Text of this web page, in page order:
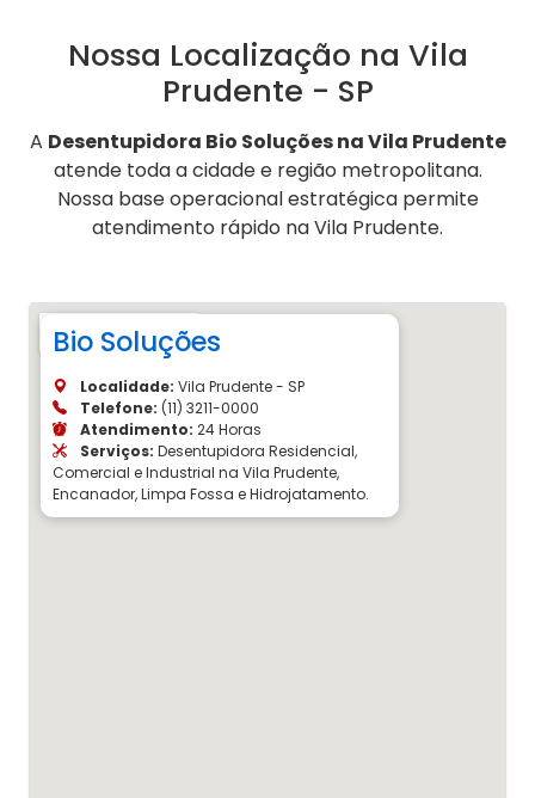
Nossa Localização na Vila
Prudente - SP
A Desentupidora Bio Soluções na Vila Prudente
atende toda a cidade e região metropolitana.
Nossa base operacional estratégica permite
atendimento rápido na Vila Prudente.
Bio Soluções
Localidade: Vila Prudente - SP
Telefone: (11) 3211-0000
Atendimento: 24 Horas
Serviços: Desentupidora Residencial,
Comercial e Industrial na Vila Prudente,
Encanador, Limpa Fossa e Hidrojatamento.